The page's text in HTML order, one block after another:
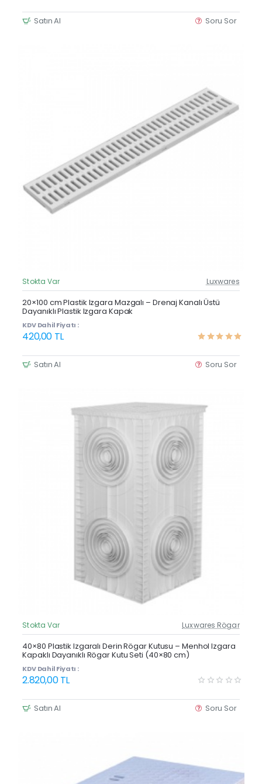
Satın Al Soru Sor
Güncel Fiyat
Yeni Ürün
Stokta Var Luxwares
20×100 cm Plastik Izgara Mazgalı – Drenaj Kanalı Üstü
Dayanıklı Plastik Izgara Kapak
KDV Dahil Fiyatı :
420,00 TL
Satın Al Soru Sor
Güncel Fiyat
Yeni Ürün
Stokta Var Luxwares Rögar
40×80 Plastik Izgaralı Derin Rögar Kutusu – Menhol Izgara
Kapaklı Dayanıklı Rögar Kutu Seti (40×80 cm)
KDV Dahil Fiyatı :
2.820,00 TL
Satın Al Soru Sor